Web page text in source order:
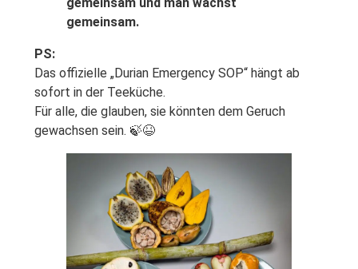
gemeinsam und man wächst
gemeinsam.
PS:
Das offizielle „Durian Emergency SOP“ hängt ab
sofort in der Teeküche.
Für alle, die glauben, sie könnten dem Geruch
gewachsen sein. 🍃😆